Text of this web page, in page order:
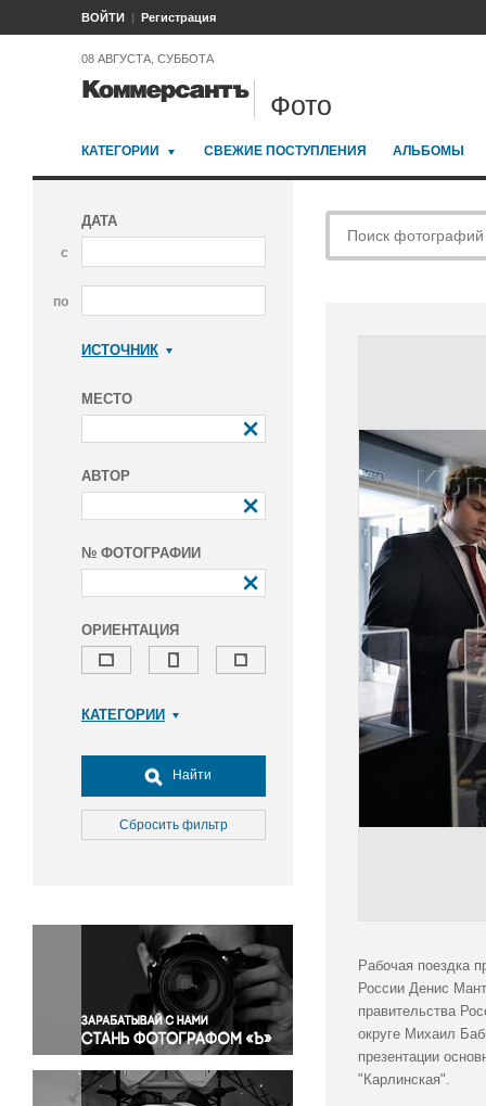
ВОЙТИ Регистрация
08 АВГУСТА, СУББОТА
Фото
КАТЕГОРИИ СВЕЖИЕ ПОСТУПЛЕНИЯ АЛЬБОМЫ
ДАТА
с
по
ИСТОЧНИК
МЕСТО
АВТОР
№ ФОТОГРАФИИ
ОРИЕНТАЦИЯ
КАТЕГОРИИ
Досуг, туризм и отдых
Культура
Медицина
Окружающая среда
Политика
Правосудие
Происшествия и конфликты
Религия
Светская жизнь
Спорт
Найти
Сбросить фильтр
Рабочая поездка
России Денис
правительства
округе Михаил
презентации
"Карлинская".